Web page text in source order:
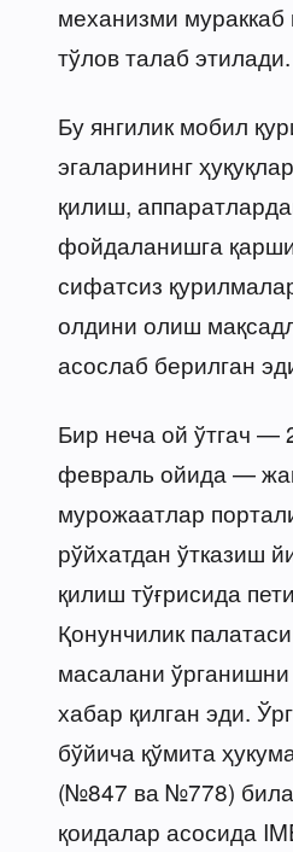
механизми мураккаб
тўлов талаб этилади.
Бу янгилик мобил
эгаларининг
қилиш,
фойдаланишга
сифатсиз
олдини олиш
асослаб берилган
Бир неча ой ўтгач —
февраль ойида —
мурожаатлар
рўйхатдан ўтказиш
қилиш тўғрисида
Қонунчилик
масалани
хабар қилган эди.
бўйича қўмита
(№847 ва №778)
қоидалар асосида